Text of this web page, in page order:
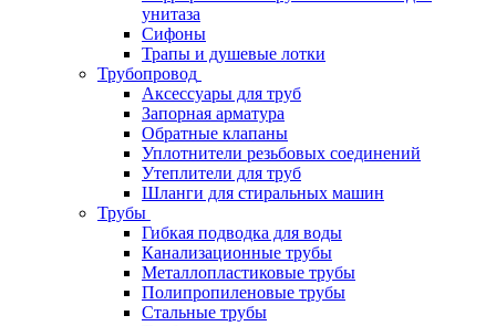
унитаза
Сифоны
Трапы и душевые лотки
Трубопровод
Аксессуары для труб
Запорная арматура
Обратные клапаны
Уплотнители резьбовых соединений
Утеплители для труб
Шланги для стиральных машин
Трубы
Гибкая подводка для воды
Канализационные трубы
Металлопластиковые трубы
Полипропиленовые трубы
Стальные трубы